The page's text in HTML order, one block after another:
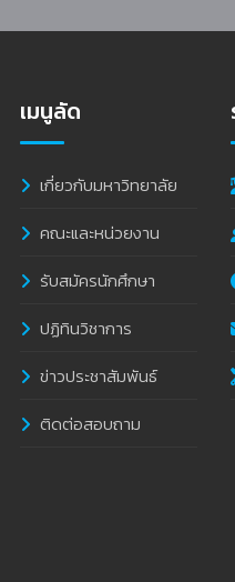
เมนูลัด
เกี่ยวกับมหาวิทยาลัย
คณะและหน่วยงาน
รับสมัครนักศึกษา
ปฏิทินวิชาการ
ข่าวประชาสัมพันธ์
ติดต่อสอบถาม